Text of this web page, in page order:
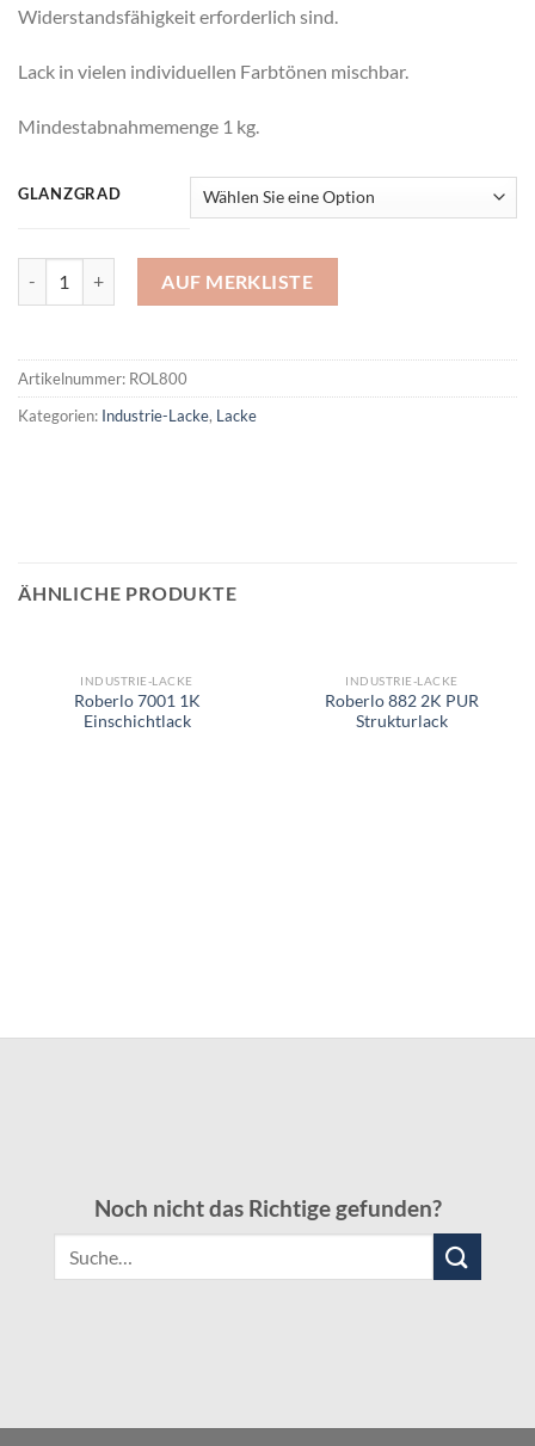
Widerstandsfähigkeit erforderlich sind.
Lack in vielen individuellen Farbtönen mischbar.
Mindestabnahmemenge 1 kg.
GLANZGRAD
AUF MERKLISTE
Artikelnummer: ROL800
Kategorien: Industrie-Lacke, Lacke
ÄHNLICHE PRODUKTE
INDUSTRIE-LACKE
Roberlo 7001 1K
Einschichtlack
INDUSTRIE-LACKE
Roberlo 882 2K PUR
Strukturlack
Noch nicht das Richtige gefunden?